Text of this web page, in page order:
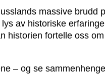
massive brudd
av historiske
historien fortelle oss
– og se